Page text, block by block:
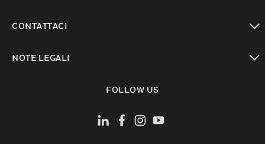
CONTATTACI
NOTE LEGALI
FOLLOW US